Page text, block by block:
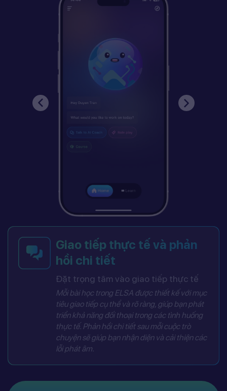
Giao tiếp thực tế và phản
hồi chi tiết
Đặt trọng tâm vào giao tiếp thực tế
Mỗi bài học trong ELSA được thiết kế với mục
tiêu giao tiếp cụ thể và rõ ràng, giúp bạn phát
triển khả năng đối thoại trong các tình huống
thực tế. Phản hồi chi tiết sau mỗi cuộc trò
chuyện sẽ giúp bạn nhận diện và cải thiện các
lỗi phát âm.